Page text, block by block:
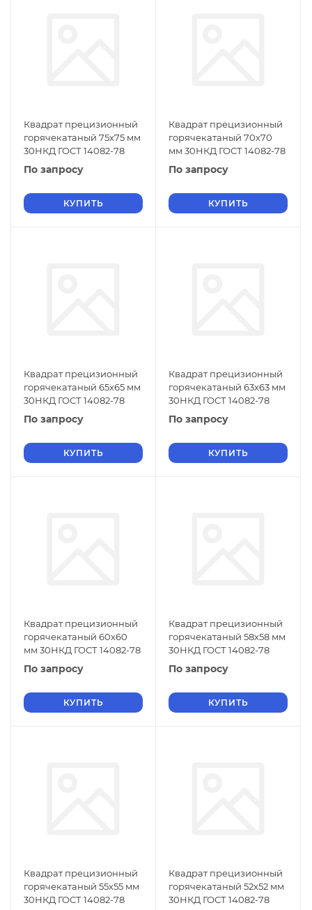
Квадрат прецизионный
горячекатаный 75х75 мм
30НКД ГОСТ 14082-78
По запросу
КУПИТЬ
Квадрат прецизионный
горячекатаный 70х70
мм 30НКД ГОСТ 14082-78
По запросу
КУПИТЬ
Квадрат прецизионный
горячекатаный 65х65 мм
30НКД ГОСТ 14082-78
По запросу
КУПИТЬ
Квадрат прецизионный
горячекатаный 63х63 мм
30НКД ГОСТ 14082-78
По запросу
КУПИТЬ
Квадрат прецизионный
горячекатаный 60х60
мм 30НКД ГОСТ 14082-78
По запросу
КУПИТЬ
Квадрат прецизионный
горячекатаный 58х58 мм
30НКД ГОСТ 14082-78
По запросу
КУПИТЬ
Квадрат прецизионный
горячекатаный 55х55 мм
30НКД ГОСТ 14082-78
Квадрат прецизионный
горячекатаный 52х52 мм
30НКД ГОСТ 14082-78